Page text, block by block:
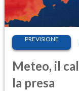
PREVISIONE
Meteo, il
la presa